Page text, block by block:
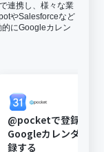
連携し、様々な業
やSalesforceなど
にGoogleカレン
@pocketで登録され
Googleカレンダーに
録する